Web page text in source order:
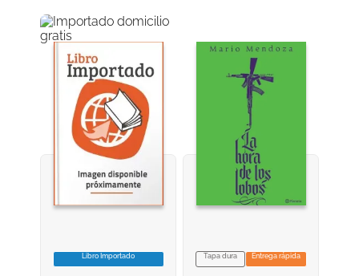
VER INFORMACION
Libro Importado
VER INFORMACION
Tapa dura Entrega rápida